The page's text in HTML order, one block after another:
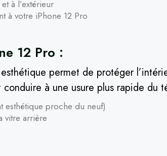
à l’extérieur
à votre iPhone 12 Pro
12 Pro :
permet de protéger
à une usure plus rapide du
esthétique proche du neuf)
vitre arrière